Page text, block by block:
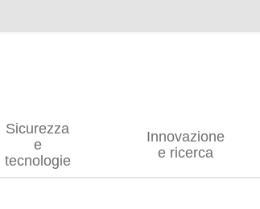
Sicurezza
e
tecnologie
Innovazione
e ricerca